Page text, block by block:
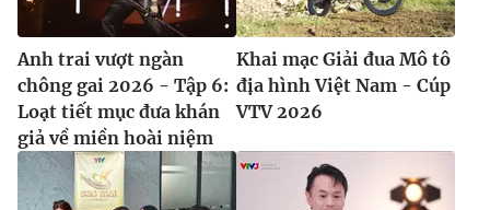
Anh trai vượt ngàn
chông gai 2026 - Tập 6:
Loạt tiết mục đưa khán
giả về miền hoài niệm
Khai mạc Giải đua Mô tô
địa hình Việt Nam - Cúp
VTV 2026